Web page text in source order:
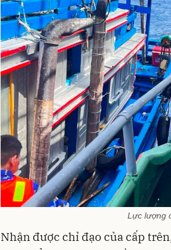
Lực lượng
Nhận được chỉ đạo của cấp